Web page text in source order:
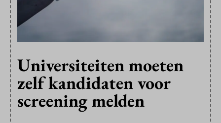
Universiteiten moeten
zelf kandidaten voor
screening melden